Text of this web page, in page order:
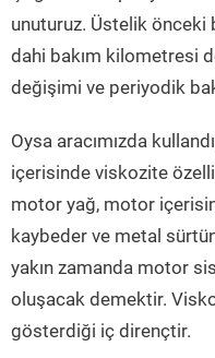
unuturuz. Üstelik önceki
dahi bakım kilometresi
değişimi ve periyodik
Oysa aracımızda
içerisinde viskozite
motor yağ, motor
kaybeder ve metal
yakın zamanda motor
oluşacak demektir.
gösterdiği iç dirençtir.